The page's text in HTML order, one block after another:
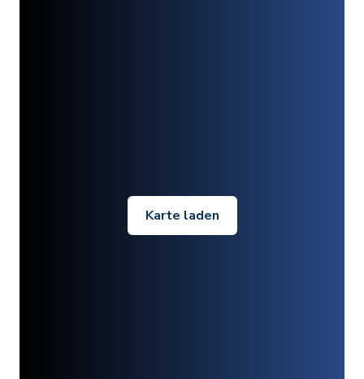
Karte laden